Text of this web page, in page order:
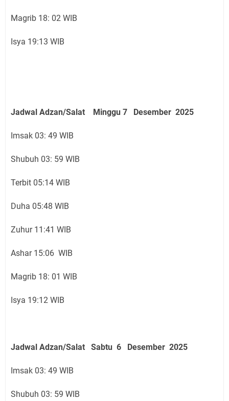
Magrib 18: 02 WIB
Isya 19:13 WIB
Jadwal Adzan/Salat Minggu 7 Desember 2025
Imsak 03: 49 WIB
Shubuh 03: 59 WIB
Terbit 05:14 WIB
Duha 05:48 WIB
Zuhur 11:41 WIB
Ashar 15:06 WIB
Magrib 18: 01 WIB
Isya 19:12 WIB
Jadwal Adzan/Salat Sabtu 6 Desember 2025
Imsak 03: 49 WIB
Shubuh 03: 59 WIB